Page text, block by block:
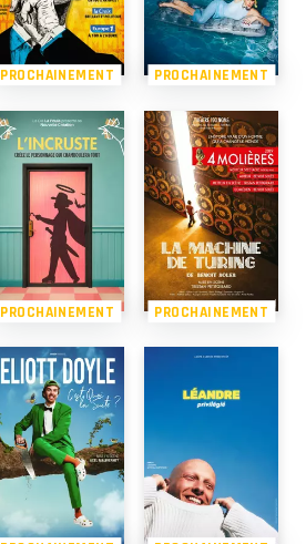
PROCHAINEMENT PROCHAINEMENT
PROCHAINEMENT PROCHAINEMENT